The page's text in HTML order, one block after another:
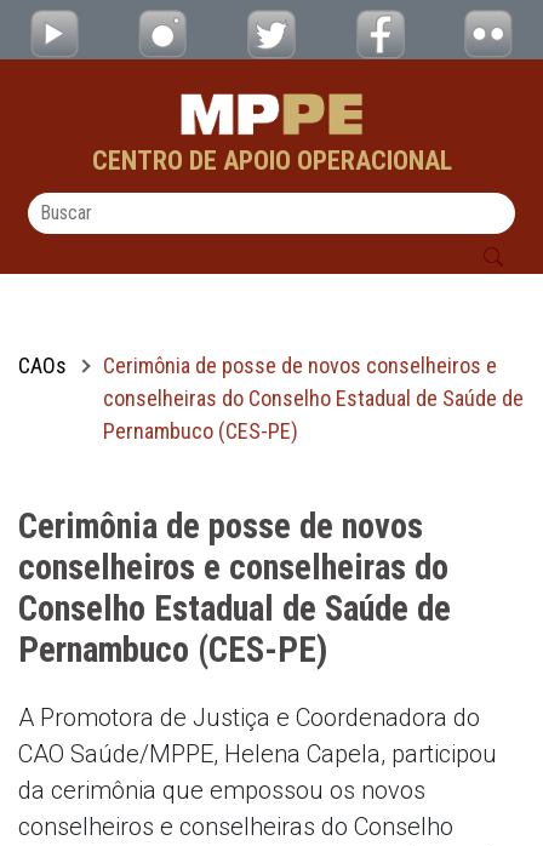
Pular para o Conteúdo principal
Cerimônia de posse de novos conselheiros
CENTRO DE APOIO OPERACIONAL
CAOs
Cerimônia de posse de novos conselheiros e
conselheiras do Conselho Estadual de Saúde de
Pernambuco (CES-PE)
Cerimônia de posse de novos
conselheiros e conselheiras do
Conselho Estadual de Saúde de
Pernambuco (CES-PE)
A Promotora de Justiça e Coordenadora do
CAO Saúde/MPPE, Helena Capela, participou
da cerimônia que empossou os novos
conselheiros e conselheiras do Conselho